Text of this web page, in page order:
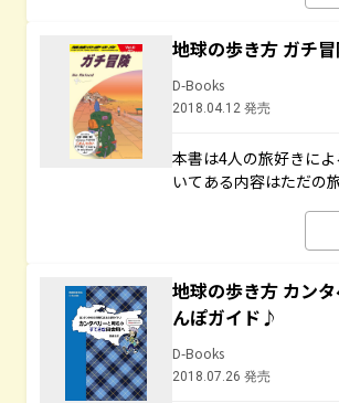
地球の歩き方 ガチ
D-Books
2018.04.12 発売
本書は4人の旅好きに
いてある内容はただの
地球の歩き方 カン
んぽガイド♪
D-Books
2018.07.26 発売